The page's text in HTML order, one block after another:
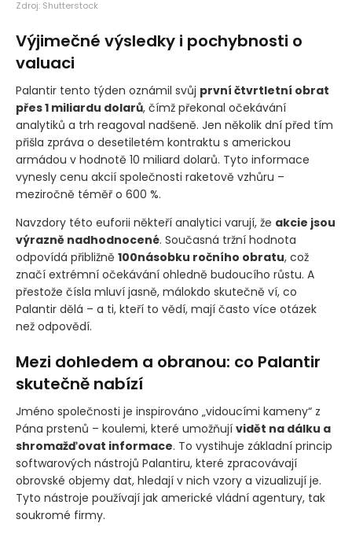
Zdroj: Shutterstock
Výjimečné výsledky i pochybnosti o
valuaci
Palantir tento týden oznámil svůj první čtvrtletní obrat
přes 1 miliardu dolarů, čímž překonal očekávání
analytiků a trh reagoval nadšeně. Jen několik dní před tím
přišla zpráva o desetiletém kontraktu s americkou
armádou v hodnotě 10 miliard dolarů. Tyto informace
vynesly cenu akcií společnosti raketově vzhůru –
meziročně téměř o 600 %.
Navzdory této euforii někteří analytici varují, že akcie jsou
výrazně nadhodnocené. Současná tržní hodnota
odpovídá přibližně 100násobku ročního obratu, což
značí extrémní očekávání ohledně budoucího růstu. A
přestože čísla mluví jasně, málokdo skutečně ví, co
Palantir dělá – a ti, kteří to vědí, mají často více otázek
než odpovědí.
Mezi dohledem a obranou: co Palantir
skutečně nabízí
Jméno společnosti je inspirováno „vidoucími kameny“ z
Pána prstenů – koulemi, které umožňují vidět na dálku a
shromažďovat informace. To vystihuje základní princip
softwarových nástrojů Palantiru, které zpracovávají
obrovské objemy dat, hledají v nich vzory a vizualizují je.
Tyto nástroje používají jak americké vládní agentury, tak
soukromé firmy.